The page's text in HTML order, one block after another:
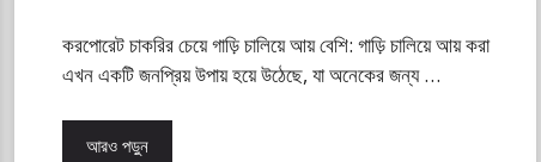
করপোরেট চাকরির চেয়ে গাড়ি চালিয়ে আয় বেশি: গাড়ি চালিয়ে আয় করা
এখন একটি জনপ্রিয় উপায় হয়ে উঠেছে, যা অনেকের জন্য …
আরও পড়ুন